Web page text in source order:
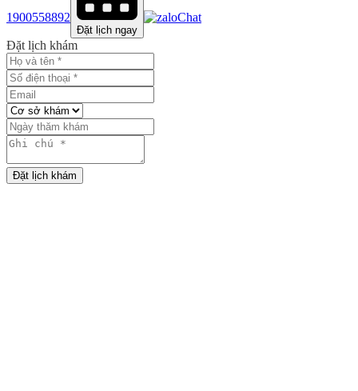
1900558892
Đặt lịch ngay
Chat
Đặt lịch khám
Đặt lịch khám